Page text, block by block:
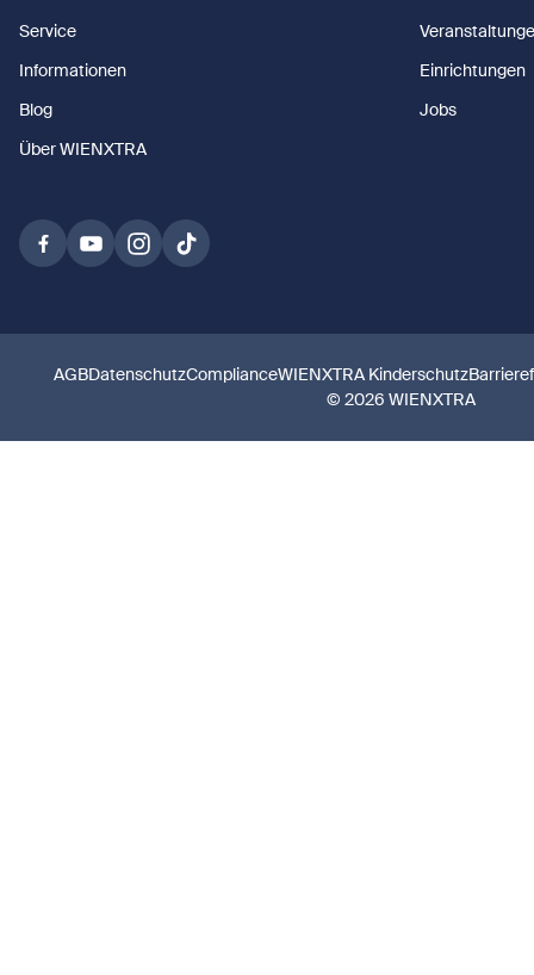
Service
Informationen
Einrichtungen
Blog
Jobs
Über WIENXTRA
© 2026 WIENXTRA
AGBDatenschutzComplianceWIENXTRA Kinderschutz